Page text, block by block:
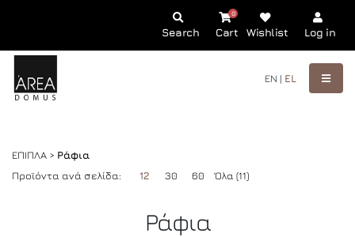
Search Cart
0
Wishlist Log in
EN | EL
ΕΠΙΠΛΑ > Ράφια
Προϊόντα ανά σελίδα:
12 30 60 Όλα (11)
Ράφια